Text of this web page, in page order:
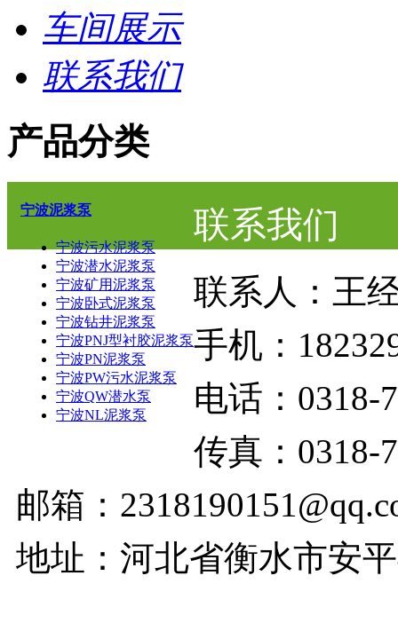
车间展示
联系我们
产品分类
宁波泥浆泵
宁波污水泥浆泵
宁波潜水泥浆泵
宁波矿用泥浆泵
宁波卧式泥浆泵
宁波钻井泥浆泵
宁波PNJ型衬胶泥浆泵
宁波PN泥浆泵
宁波PW污水泥浆泵
宁波QW潜水泵
宁波NL泥浆泵
联系我们
联系人：王
手机：
电话：0318-
传真：0318-
邮箱：
地址：河北省衡水市安